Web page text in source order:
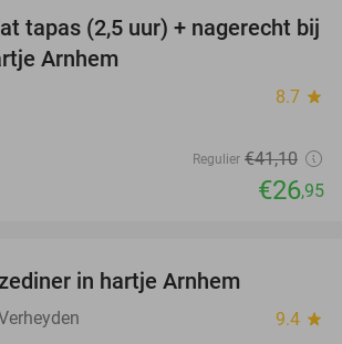
34%
tapas (2,5 uur) + nagerecht bij
Arnhem
8.7 star
Regulier €41,10
€26,95
in hartje Arnhem
9.4 star